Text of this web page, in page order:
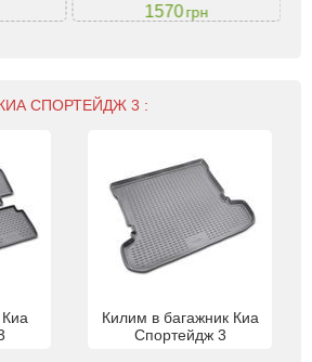
1570грн
КИА СПОРТЕЙДЖ 3 :
Киа
Килим в багажник Киа
Спортейдж 3